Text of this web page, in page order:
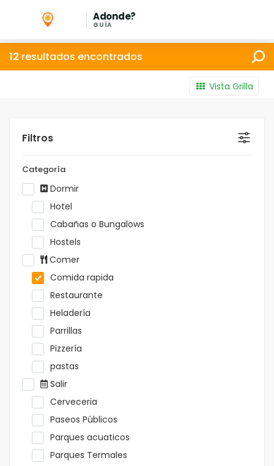
Adonde?
GUÍA
12 resultados encontrados
Vista Grilla
Filtros
Categoría
Dormir
Hotel
Cabañas o Bungalows
Hostels
Comer
Comida rapida
Restaurante
Heladería
Parrillas
Pizzería
pastas
Salir
Cerveceria
Paseos Públicos
Parques acuaticos
Parques Termales